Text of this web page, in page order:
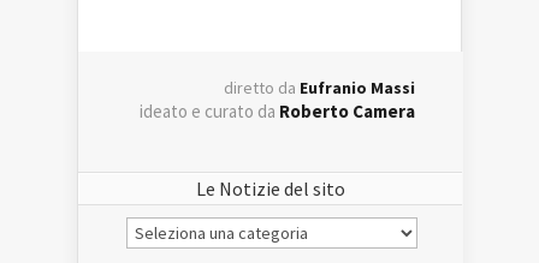
diretto da Eufranio Massi
ideato e curato da Roberto Camera
Le Notizie del sito
Le
Notizie